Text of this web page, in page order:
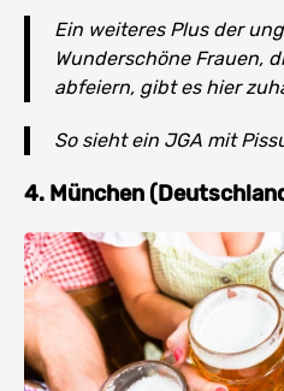
Ein weiteres Plus der
Wunderschöne Frauen,
abfeiern, gibt es hier
So sieht ein JGA mit
4. München